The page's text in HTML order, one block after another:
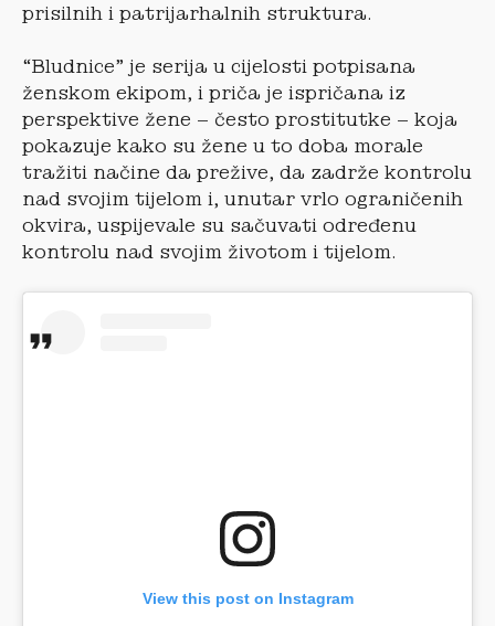
prisilnih i patrijarhalnih struktura.
“Bludnice” je serija u cijelosti potpisana
ženskom ekipom, i priča je ispričana iz
perspektive žene – često prostitutke – koja
pokazuje kako su žene u to doba morale
tražiti načine da prežive, da zadrže kontrolu
nad svojim tijelom i, unutar vrlo ograničenih
okvira, uspijevale su sačuvati određenu
kontrolu nad svojim životom i tijelom.
View this post on Instagram